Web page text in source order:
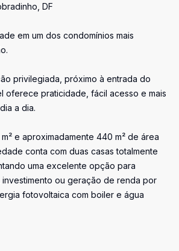
DF
em um dos condomínios mais
privilegiada, próximo à entrada do
oferece praticidade, fácil acesso e mais
a dia.
e aproximadamente 440 m² de área
conta com duas casas totalmente
uma excelente opção para
investimento ou geração de renda por
fotovoltaica com boiler e água